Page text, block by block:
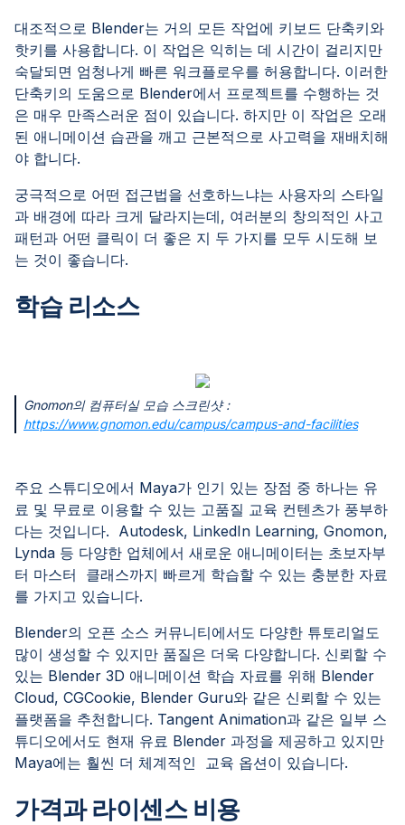
대조적으로 Blender는 거의 모든 작업에 키보드 단축키와
핫키를 사용합니다. 이 작업은 익히는 데 시간이 걸리지만
숙달되면 엄청나게 빠른 워크플로우를 허용합니다. 이러한
단축키의 도움으로 Blender에서 프로젝트를 수행하는 것
은 매우 만족스러운 점이 있습니다. 하지만 이 작업은 오래
된 애니메이션 습관을 깨고 근본적으로 사고력을 재배치해
야 합니다.
궁극적으로 어떤 접근법을 선호하느냐는 사용자의 스타일
과 배경에 따라 크게 달라지는데, 여러분의 창의적인 사고
패턴과 어떤 클릭이 더 좋은 지 두 가지를 모두 시도해 보
는 것이 좋습니다.
학습 리소스
Gnomon의 컴퓨터실 모습 스크린샷 :
https://www.gnomon.edu/campus/campus-and-facilities
주요 스튜디오에서 Maya가 인기 있는 장점 중 하나는 유
료 및 무료로 이용할 수 있는 고품질 교육 컨텐츠가 풍부하
다는 것입니다. Autodesk, LinkedIn Learning, Gnomon,
Lynda 등 다양한 업체에서 새로운 애니메이터는 초보자부
터 마스터 클래스까지 빠르게 학습할 수 있는 충분한 자료
를 가지고 있습니다.
Blender의 오픈 소스 커뮤니티에서도 다양한 튜토리얼도
많이 생성할 수 있지만 품질은 더욱 다양합니다. 신뢰할 수
있는 Blender 3D 애니메이션 학습 자료를 위해 Blender
Cloud, CGCookie, Blender Guru와 같은 신뢰할 수 있는
플랫폼을 추천합니다. Tangent Animation과 같은 일부 스
튜디오에서도 현재 유료 Blender 과정을 제공하고 있지만
Maya에는 훨씬 더 체계적인 교육 옵션이 있습니다.
가격과 라이센스 비용